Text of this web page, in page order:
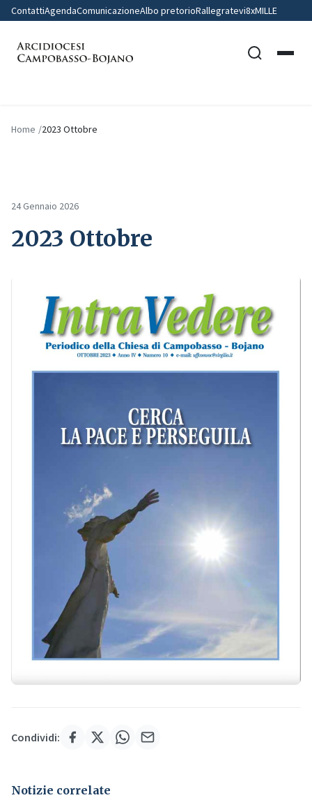
ContattiAgendaComunicazioneAlbo pretorioRallegratevi8xMILLE
Home 2023 Ottobre
24 Gennaio 2026
2023 Ottobre
Condividi:
Notizie correlate